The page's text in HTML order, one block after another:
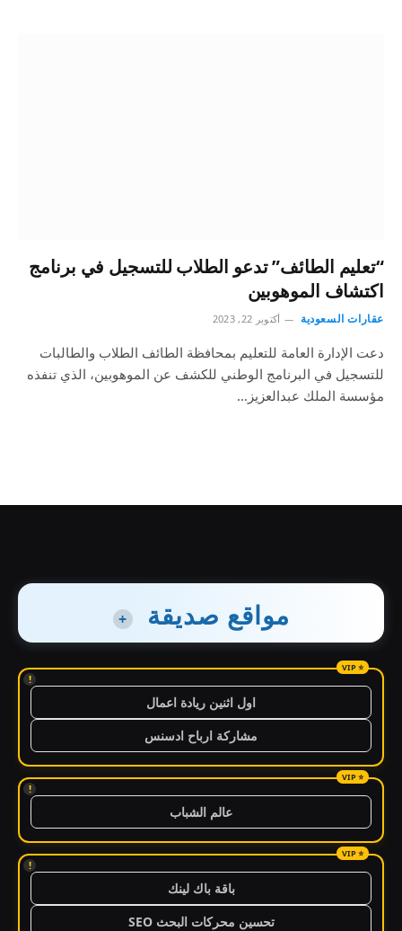
“تعليم الطائف” تدعو الطلاب للتسجيل في برنامج
اكتشاف الموهوبين
عقارات السعودية أكتوبر 22, 2023
دعت الإدارة العامة للتعليم بمحافظة الطائف الطلاب والطالبات
للتسجيل في البرنامج الوطني للكشف عن الموهوبين، الذي تنفذه
مؤسسة الملك عبدالعزيز…
مواقع صديقة +
!
اول اثنين ريادة اعمال
مشاركة ارباح ادسنس
!
عالم الشباب
!
باقة باك لينك
تحسين محركات البحث SEO